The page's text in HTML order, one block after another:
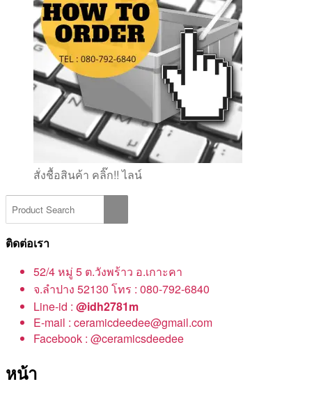
สั่งชื้อสินค้า คลิ๊ก!! ไลน์
ติดต่อเรา
52/4 หมู่ 5 ต.วังพร้าว อ.เกาะคา
จ.ลำปาง 52130 โทร : 080-792-6840
Line-id : @idh2781m
E-mail : ceramicdeedee@gmail.com
Facebook : @ceramicsdeedee
หน้า